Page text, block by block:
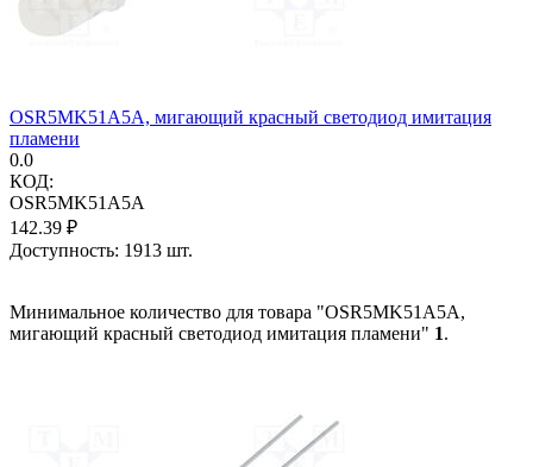
OSR5MK51A5A, мигающий красный светодиод имитация
пламени
0.0
КОД:
OSR5MK51A5A
142.39 ₽
Доступность: 1913 шт.
Минимальное количество для товара "OSR5MK51A5A,
мигающий красный светодиод имитация пламени" 1.